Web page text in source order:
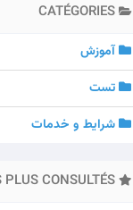
آموزش
تست
شرایط و خدمات